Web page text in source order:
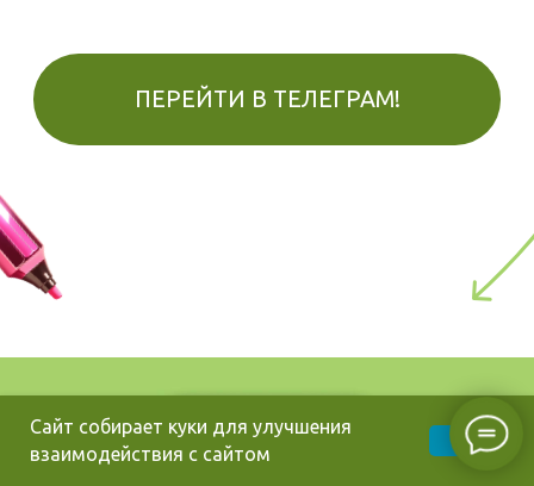
Сайт собирает куки для улучшения
взаимодействия с сайтом
OK